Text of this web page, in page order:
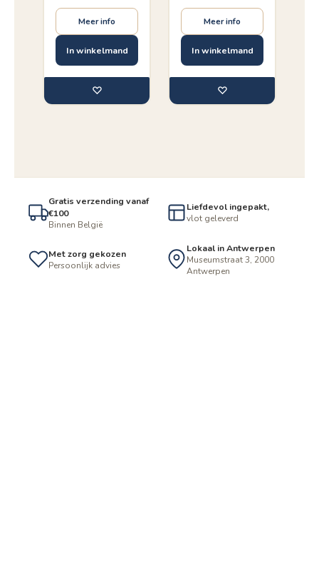
Meer info
In winkelmand
♡
Meer info
In winkelmand
♡
Gratis verzending vanaf
€100
Binnen België
Liefdevol ingepakt,
vlot geleverd
Met zorg gekozen
Persoonlijk advies
Lokaal in Antwerpen
Museumstraat 3, 2000
Antwerpen